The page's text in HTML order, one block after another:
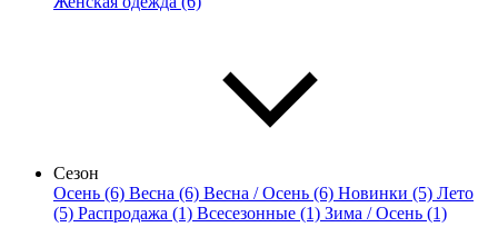
Сезон
Осень (6) Весна (6) Весна / Осень (6) Новинки (5) Лето
(5) Распродажа (1) Всесезонные (1) Зима / Осень (1)